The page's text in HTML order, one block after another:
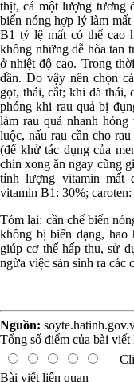
thịt, cá một lượng tương
biến nóng hợp lý làm
B1 tỷ lệ mất có thể cao
không những dễ hòa tan
ở nhiệt độ cao. Trong
dần. Do vậy nên chọn
gọt, thái, cắt; khi đã thái,
phóng khi rau quả bị
làm rau quả nhanh
luộc, nấu rau cần cho
(để khử tác dụng của
chín xong ăn ngay cũng
tính lượng vitamin mất
vitamin B1: 30%; caroten:
Tóm lại: cần chế biến
không bị biến dạng, hao
giúp cơ thể hấp thu, sử
ngừa việc sản sinh ra các
Nguồn:
Tổng số điểm của bài viết
Bài viết liên quan